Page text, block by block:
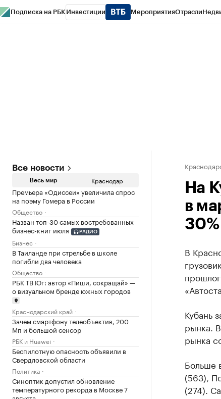
Подписка на РБК Инвестиции МероприятияОтрасли
Все новости
Весь мир Краснодар
Премьера «Одиссеи» увеличила спрос
на поэму Гомера в России
Общество
Назван топ-30 самых востребованных
бизнес-книг июля
РАДИО
Бизнес
В Таиланде при стрельбе в школе
погибли два человека
Общество
РБК ТВ Юг: автор «Пиши, сокращай» —
о визуальном бренде южных городов
Краснодарский край
Зачем смартфону телеобъектив, 200
Мп и большой сенсор
РБК и Huawei
Беспилотную опасность объявили в
Свердловской области
Политика
Синоптик допустил обновление
температурного рекорда в Москве 7
На
в
30%
В
Кубань
рынка.
рынка
Больше
(563),
(274).